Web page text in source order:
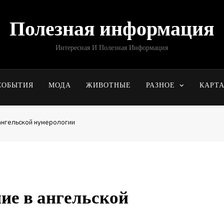
Полезная информация
Интересная И Полезная Информация
МОДА ЖИВОТНЫЕ РАЗНОЕ КАРТА
нумерологии
в ангельской